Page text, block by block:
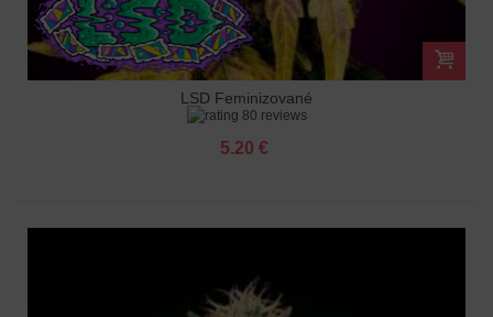
LSD Feminizované
80 reviews
5.20 €